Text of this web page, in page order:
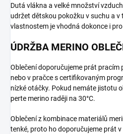
Dutá vlákna a velké množství
udržet dětskou pokožku v suchu a v
vlastnostem je vhodná dokonce i pro
ÚDRŽBA MERINO
Oblečení doporučujeme prát pracím
nebo v pračce s certifikovaným
nízké otáčky. Pokud nemáte jistotu
perte merino raději na 30°C.
Oblečení z kombinace materiálů
tenké, proto ho doporučujeme prát